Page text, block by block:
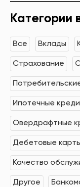
Категории
Все Вклады
Страхование
Ипотечные
Овердрафтные
Дебетовые
Качество
Другое